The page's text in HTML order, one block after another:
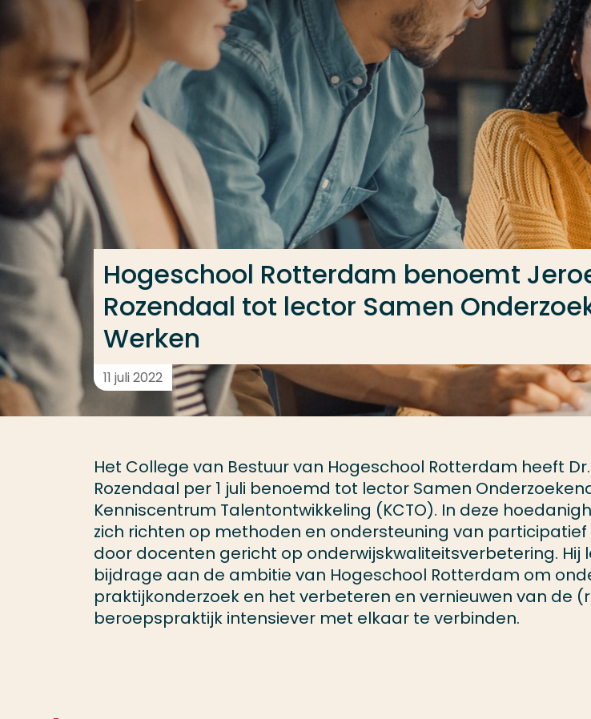
Ga direct naar de content
Hogeschool Rotterdam benoemt
Rozendaal tot lector Samen
Werken
11 juli 2022
Het College van Bestuur van Hogeschool Rotterdam heeft
Rozendaal per 1 juli benoemd tot lector Samen
Kenniscentrum Talentontwikkeling (KCTO). In deze
zich richten op methoden en ondersteuning van
door docenten gericht op onderwijskwaliteitsverbetering. Hij
bijdrage aan de ambitie van Hogeschool Rotterdam om
praktijkonderzoek en het verbeteren en vernieuwen van de
beroepspraktijk intensiever met elkaar te verbinden.
Veel gezocht
Opleiding
Contact